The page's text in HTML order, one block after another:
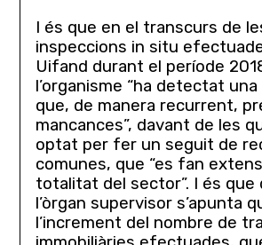
I és que en el transcurs de
inspeccions in situ
Uifand durant el període
l’organisme “ha detectat una
que, de manera recurrent,
mancances”, davant de les
optat per fer un seguit de
comunes, que “es fan
totalitat del sector”. I és que
l’òrgan supervisor s’apunta
l’increment del nombre de